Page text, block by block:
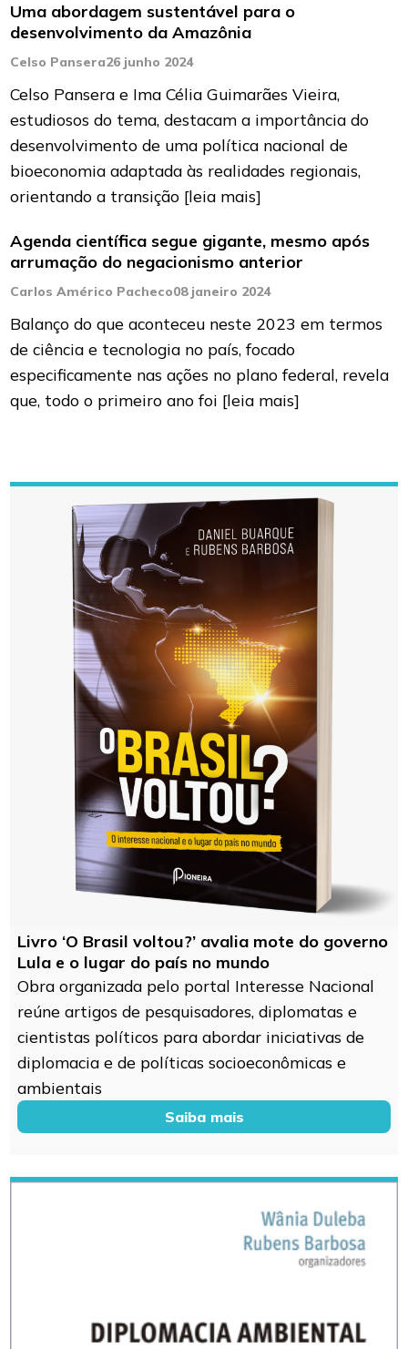
Uma abordagem sustentável para o
desenvolvimento da Amazônia
Celso Pansera26 junho 2024
Celso Pansera e Ima Célia Guimarães Vieira,
estudiosos do tema, destacam a importância do
desenvolvimento de uma política nacional de
bioeconomia adaptada às realidades regionais,
orientando a transição [leia mais]
Agenda científica segue gigante, mesmo após
arrumação do negacionismo anterior
Carlos Américo Pacheco08 janeiro 2024
Balanço do que aconteceu neste 2023 em termos
de ciência e tecnologia no país, focado
especificamente nas ações no plano federal, revela
que, todo o primeiro ano foi [leia mais]
Livro ‘O Brasil voltou?’ avalia mote do governo
Lula e o lugar do país no mundo
Obra organizada pelo portal Interesse Nacional
reúne artigos de pesquisadores, diplomatas e
cientistas políticos para abordar iniciativas de
diplomacia e de políticas socioeconômicas e
ambientais
Saiba mais